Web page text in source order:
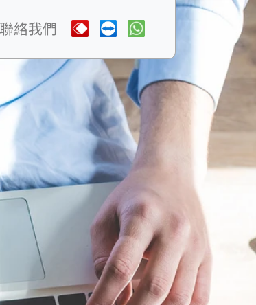
聯絡我們